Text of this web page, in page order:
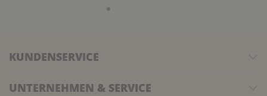
KUNDENSERVICE
UNTERNEHMEN & SERVICE